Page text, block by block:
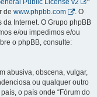
Public License v2
”
de www.phpbb.com
. O
Internet. O Grupo phpBB
e/ou impedimos e/ou
o phpBB, consulte:
abusiva, obscena, vulgar,
ou qualquer outro
o país onde “Fórum do